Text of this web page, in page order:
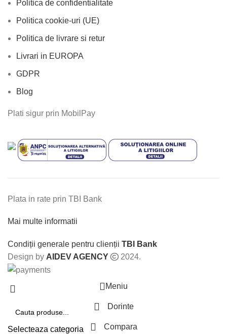
Politica de confidentialitate
Politica cookie-uri (UE)
Politica de livrare si retur
Livrari in EUROPA
GDPR
Blog
Plati sigur prin MobilPay
Plata in rate prin TBI Bank
Mai multe informatii
Condiții generale pentru clienții TBI Bank
Design by AIDEV AGENCY 2024.
Selecteaza categoria
Meniu
Dorinte
Compara